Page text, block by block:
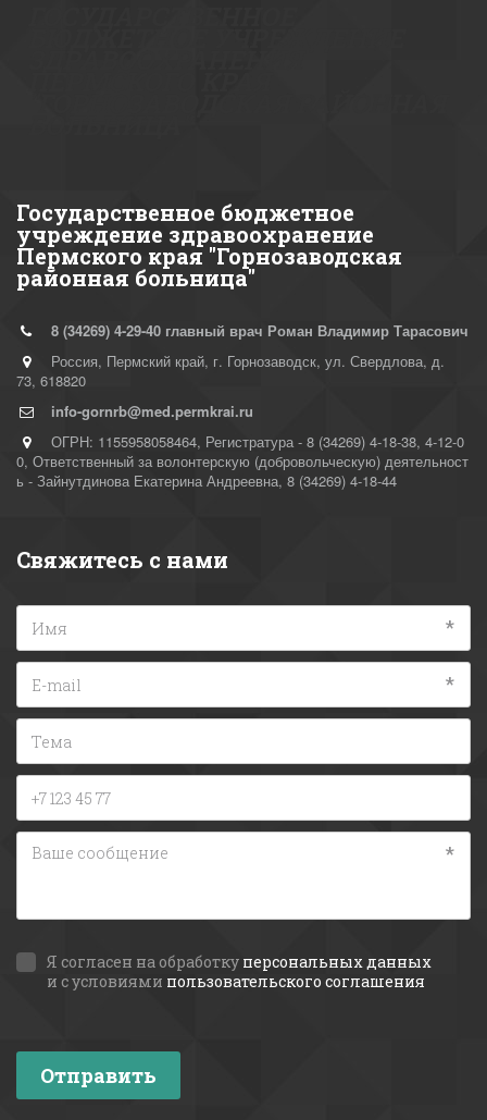
Государственное бюджетное
учреждение здравоохранение
Пермского края "Горнозаводская
районная больница"
8 (34269) 4-29-40 главный врач Роман Владимир Тарасович
Россия, Пермский край, г. Горнозаводск, ул. Свердлова, д.
73, 618820
info-gornrb@med.permkrai.ru
ОГРН: 1155958058464, Регистратура - 8 (34269) 4-18-38, 4-12-0
0, Ответственный за волонтерскую (добровольческую) деятельност
ь - Зайнутдинова Екатерина Андреевна, 8 (34269) 4-18-44
Свяжитесь с нами
*
*
*
Я согласен на обработку персональных данных
и с условиями пользовательского соглашения
Отправить